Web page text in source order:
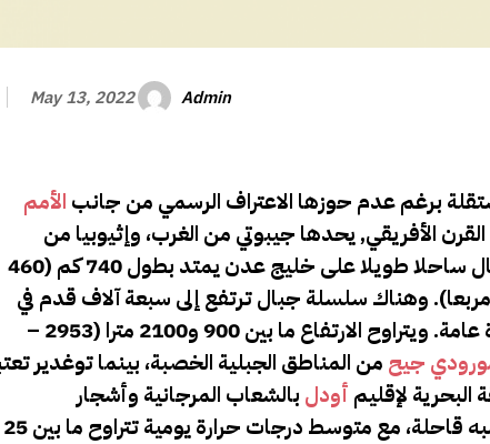
May 13, 2022 Admin
برغم عدم حوزها الاعتراف الرسمي من جانب الأمم
الأفريقي, يحدها جيبوتي من الغرب، وإثيوبيا من
الجنوب, ومنطقة بونتلاند الصومالية من الشرق. وتملك أرض الصومال ساحلا طويلا على خليج عدن يمتد بطول 740 كم (460
مساحة أرض الصومال نحو 137600 كم2 (53100 ميلا مربعا). وهناك سلسلة جبال ترتفع إلى سبعة آلاف قدم في
وسط وشرق البلاد.الجزء الشمالي من المنطقة جبلي، ومرتفع فبصورة عامة. ويتراوح الارتفاع ما بين 900 و2100 مترا (2953 –
جيح من المناطق الجبلية الخصبة، بينما توغدير
لإقليم أودل بالشعاب المرجانية وأشجار
المانغروف. تعتبر المنطقة – بشكل عام – شبه قاحلة، مع متوسط درجات حرارة يومية تتراوح ما بين 25C إلى 35C, بينما الرطوبة